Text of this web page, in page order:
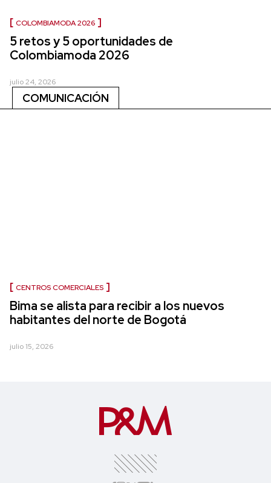
COLOMBIAMODA 2026
5 retos y 5 oportunidades de
Colombiamoda 2026
julio 24, 2026
COMUNICACIÓN
CENTROS COMERCIALES
Bima se alista para recibir a los nuevos
habitantes del norte de Bogotá
julio 15, 2026